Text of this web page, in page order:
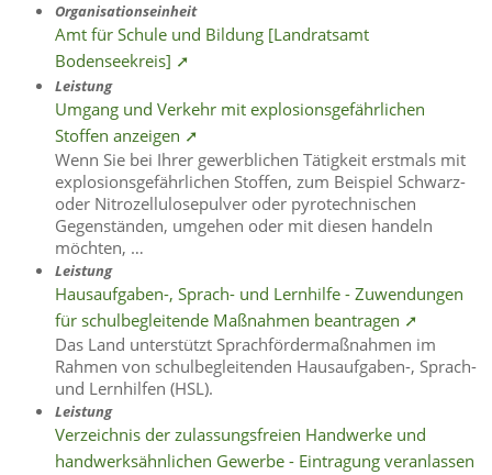
Organisationseinheit
Amt für Schule und Bildung [Landratsamt
Bodenseekreis] ➚
Leistung
Umgang und Verkehr mit explosionsgefährlichen
Stoffen anzeigen ➚
Wenn Sie bei Ihrer gewerblichen Tätigkeit erstmals mit
explosionsgefährlichen Stoffen, zum Beispiel Schwarz-
oder Nitrozellulosepulver oder pyrotechnischen
Gegenständen, umgehen oder mit diesen handeln
möchten, …
Leistung
Hausaufgaben-, Sprach- und Lernhilfe - Zuwendungen
für schulbegleitende Maßnahmen beantragen ➚
Das Land unterstützt Sprachfördermaßnahmen im
Rahmen von schulbegleitenden Hausaufgaben-, Sprach-
und Lernhilfen (HSL).
Leistung
Verzeichnis der zulassungsfreien Handwerke und
handwerksähnlichen Gewerbe - Eintragung veranlassen